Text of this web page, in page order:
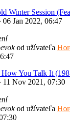
Winter Session
06 Jan 2022, 06:47
od užívateľa
You Talk It
11 Nov 2021, 07:30
od užívateľa